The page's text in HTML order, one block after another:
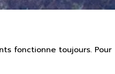
fonctionne toujours. Pour